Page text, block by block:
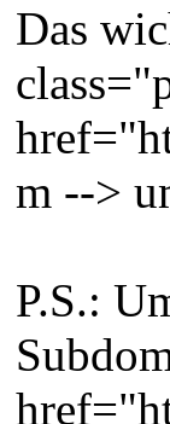
Das
m -->
P.S.: